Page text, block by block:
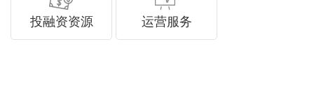
投融资资源 运营服务